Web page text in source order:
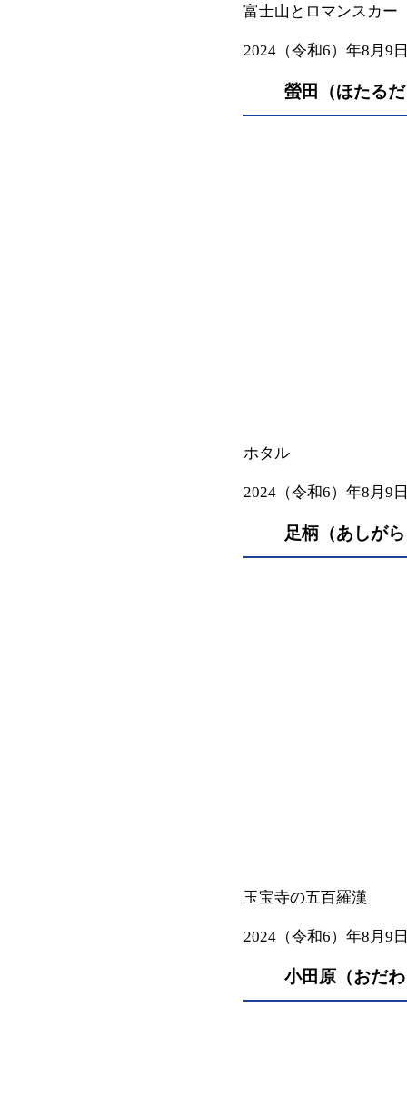
富士山とロマンスカー
2024（令和6）年8月9
螢田（ほたる
ホタル
2024（令和6）年8月9
足柄（あしが
玉宝寺の五百羅漢
2024（令和6）年8月9
小田原（おだ